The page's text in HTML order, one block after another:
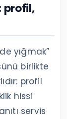
profil,
yığmak”
birlikte
profil
hissi
servis